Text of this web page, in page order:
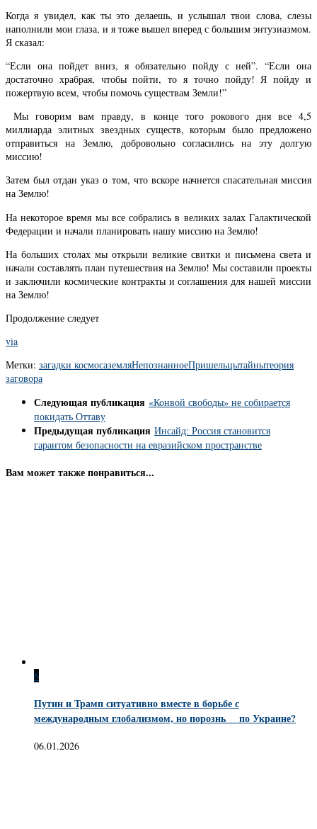
Когда я увидел, как ты это делаешь, и услышал твои слова, слезы
наполнили мои глаза, и я тоже вышел вперед с большим энтузиазмом.
Я сказал:
“Если она пойдет вниз, я обязательно пойду с ней”. “Если она
достаточно храбрая, чтобы пойти, то я точно пойду! Я пойду и
пожертвую всем, чтобы помочь существам Земли!”
Мы говорим вам правду, в конце того рокового дня все 4,5
миллиарда элитных звездных существ, которым было предложено
отправиться на Землю, добровольно согласились на эту долгую
миссию!
Затем был отдан указ о том, что вскоре начнется спасательная миссия
на Землю!
На некоторое время мы все собрались в великих залах Галактической
Федерации и начали планировать нашу миссию на Землю!
На больших столах мы открыли великие свитки и письмена света и
начали составлять план путешествия на Землю! Мы составили проекты
и заключили космические контракты и соглашения для нашей миссии
на Землю!
Продолжение следует
via
Метки: загадки космосаземляНепознанноеПришельцытайнытеория
заговора
Следующая публикация «Конвой свободы» не собирается
покидать Оттаву
Предыдущая публикация Инсайд: Россия становится
гарантом безопасности на евразийском пространстве
Вам может также понравиться...
6
Путин и Трамп ситуативно вместе в борьбе с
международным глобализмом, но порознь по Украине?
06.01.2026